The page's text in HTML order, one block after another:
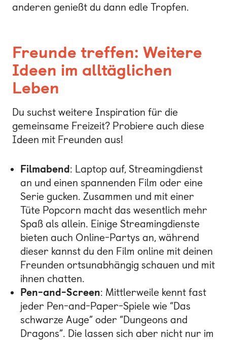
anderen genießt du dann edle Tropfen.
Freunde treffen: Weitere
Ideen im alltäglichen
Leben
Du suchst weitere Inspiration für die
gemeinsame Freizeit? Probiere auch diese
Ideen mit Freunden aus!
Filmabend: Laptop auf, Streamingdienst
an und einen spannenden Film oder eine
Serie gucken. Zusammen und mit einer
Tüte Popcorn macht das wesentlich mehr
Spaß als allein. Einige Streamingdienste
bieten auch Online-Partys an, während
dieser kannst du den Film online mit deinen
Freunden ortsunabhängig schauen und mit
ihnen chatten.
Pen-and-Screen: Mittlerweile kennt fast
jeder Pen-and-Paper-Spiele wie “Das
schwarze Auge” oder “Dungeons and
Dragons”. Die lassen sich aber nicht nur im